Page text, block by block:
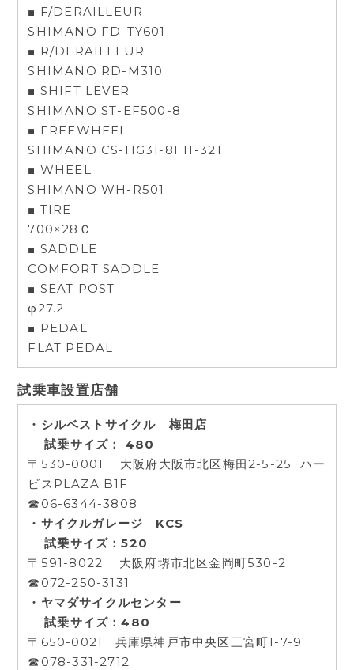
■ F/DERAILLEUR
SHIMANO FD-TY601
■ R/DERAILLEUR
SHIMANO RD-M310
■ SHIFT LEVER
SHIMANO ST-EF500-8
■ FREEWHEEL
SHIMANO CS-HG31-8I 11-32T
■ WHEEL
SHIMANO WH-R501
■ TIRE
700×28Ｃ
■ SADDLE
COMFORT SADDLE
■ SEAT POST
φ27.2
■ PEDAL
FLAT PEDAL
試乗車設置店舗
・シルベストサイクル 梅田店
試乗サイズ： 480
〒530-0001 大阪府大阪市北区梅田2-5-25 ハー
ビスPLAZA B1F
☎06-6344-3808
・サイクルガレージ KCS
試乗サイズ：520
〒591-8022 大阪府堺市北区金岡町530-2
☎072-250-3131
・ヤマダサイクルセンター
試乗サイズ：480
〒650-0021 兵庫県神戸市中央区三宮町1-7-9
☎078-331-2712